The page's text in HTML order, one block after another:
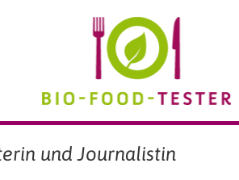
BIO FOOD TESTER
und Journalistin